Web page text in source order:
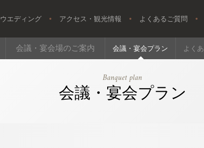
ウエディング アクセス・観光情報 よくあるご質問
会議・宴会場のご案内 会議・宴会プラン よく
Banquet plan
会議・宴会プラン